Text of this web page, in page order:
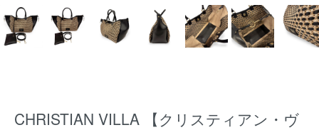
CHRISTIAN VILLA 【クリスティアン・ヴ